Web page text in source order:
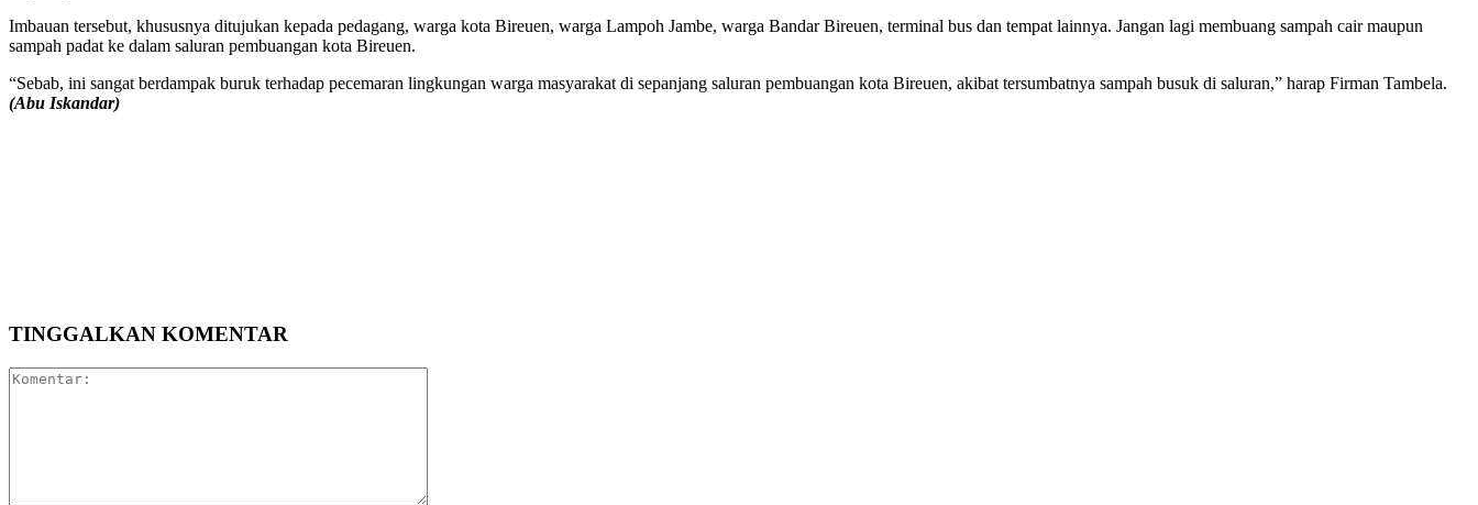
Imbauan tersebut, khususnya ditujukan kepada pedagang, warga kota Bireuen, warga Lampoh Jambe, warga Bandar Bireuen, terminal bus dan tempat lainnya. Jangan lagi membuang sampah cair maupun
sampah padat ke dalam saluran pembuangan kota Bireuen.
“Sebab, ini sangat berdampak buruk terhadap pecemaran lingkungan warga masyarakat di sepanjang saluran pembuangan kota Bireuen, akibat tersumbatnya sampah busuk di saluran,” harap Firman Tambela.
(Abu Iskandar)
TINGGALKAN KOMENTAR